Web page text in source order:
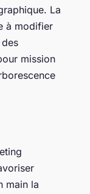
La
à modifier
mission
main la